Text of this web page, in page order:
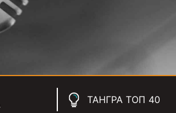
ТАНГРА ТОП 40